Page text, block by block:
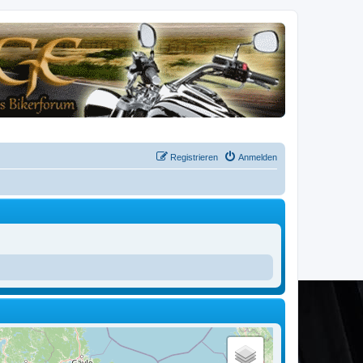
Anmelden
Registrieren